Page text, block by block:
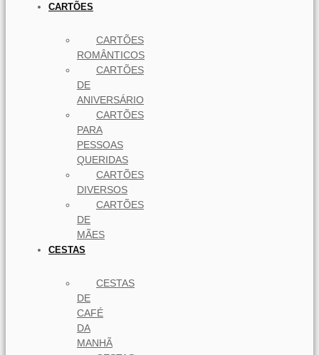
CARTÕES
CARTÕES
ROMÂNTICOS
CARTÕES
DE
ANIVERSÁRIO
CARTÕES
PARA
PESSOAS
QUERIDAS
CARTÕES
DIVERSOS
CARTÕES
DE
MÃES
CESTAS
CESTAS
DE
CAFÉ
DA
MANHÃ